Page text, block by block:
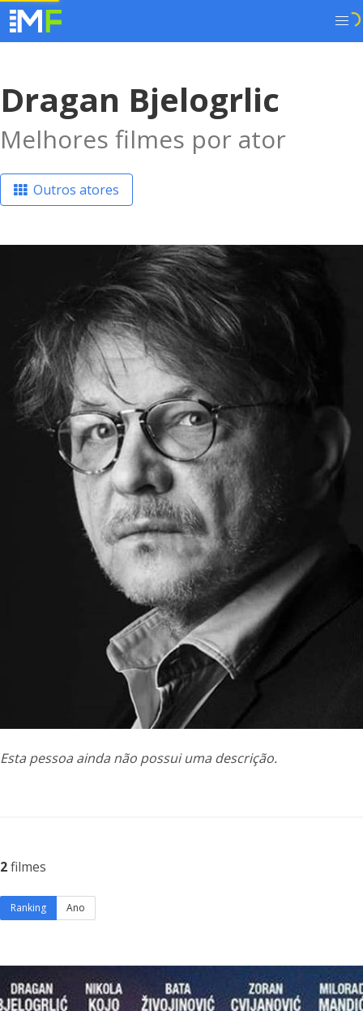
Dragan Bjelogrlic
Melhores filmes por ator
Outros atores
Esta pessoa ainda não possui uma descrição.
2filmes
Ranking Ano